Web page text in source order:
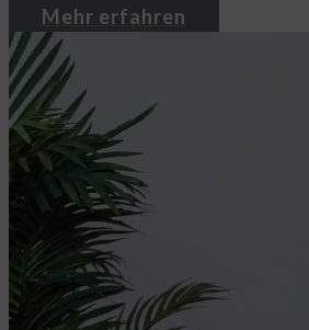
Mehr erfahren